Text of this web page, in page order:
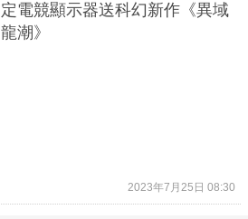
定電競顯示器送科幻新作《異域
龍潮》
2023年7月25日 08:30